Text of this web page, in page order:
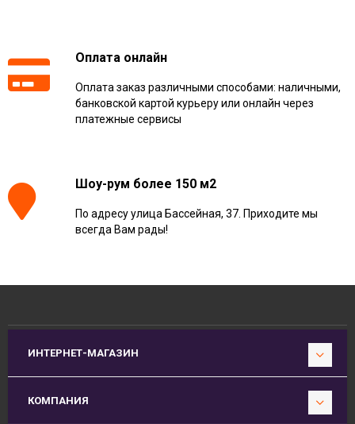
Оплата онлайн
Оплата заказ различными способами: наличными,
банковской картой курьеру или онлайн через
платежные сервисы
Шоу-рум более 150 м2
По адресу улица Бассейная, 37. Приходите мы
всегда Вам рады!
ИНТЕРНЕТ-МАГАЗИН
КОМПАНИЯ